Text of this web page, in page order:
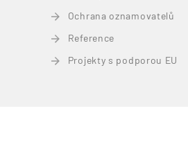
Ochrana oznamovatelů
Reference
Projekty s podporou EU